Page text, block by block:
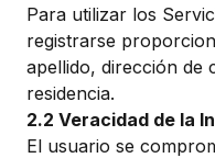
Para utilizar los
registrarse
apellido, dirección de
residencia.
2.2 Veracidad de la
El usuario se